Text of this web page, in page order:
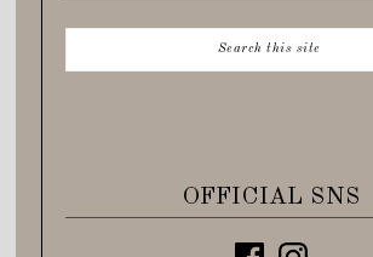
OFFICIAL SNS